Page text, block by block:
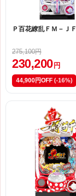
Ｐ百花繚乱ＦＭ－ＪＦ
275,100円
230,200 円
44,900円OFF (-16%)